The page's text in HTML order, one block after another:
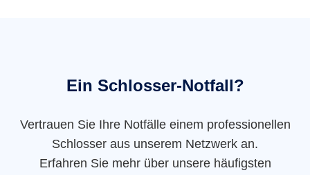
Ein Schlosser-Notfall?
Vertrauen Sie Ihre Notfälle einem professionellen
Schlosser aus unserem Netzwerk an.
Erfahren Sie mehr über unsere häufigsten